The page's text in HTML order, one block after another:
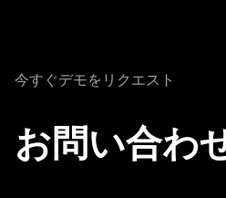
今すぐデモをリクエスト
お問い合わ